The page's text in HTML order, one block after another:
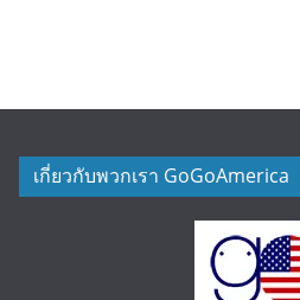
เกี่ยวกับพวกเรา GoGoAmerica